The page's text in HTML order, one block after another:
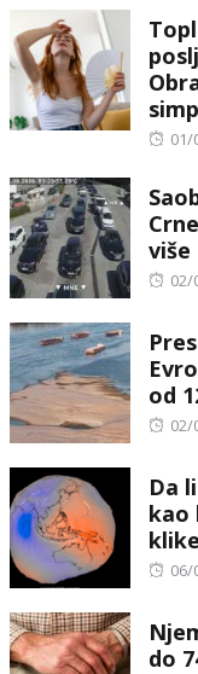
01/
više
02/
od
02/
Da
kao
06/
do